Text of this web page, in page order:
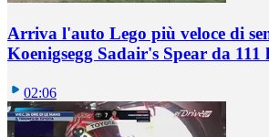
Arriva l'auto Lego più veloce di
Koenigsegg Sadair's Spear da 111
02:06